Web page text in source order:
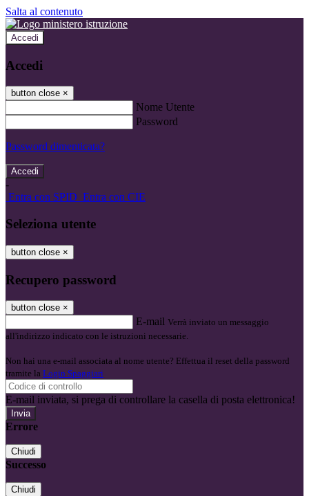
Salta al contenuto
Accedi
Accedi
button close ×
Nome Utente
Password
Password dimenticata?
-
Entra con SPID Entra con CIE
Seleziona utente
button close ×
Recupero password
button close ×
E-mail Verrà inviato un messaggio
all'indirizzo indicato con le istruzioni necessarie.
Non hai una e-mail associata al nome utente? Effettua il reset della password
tramite la Login Spaggiari
E-mail inviata, si prega di controllare la casella di posta elettronica!
Errore
Chiudi
Successo
Chiudi